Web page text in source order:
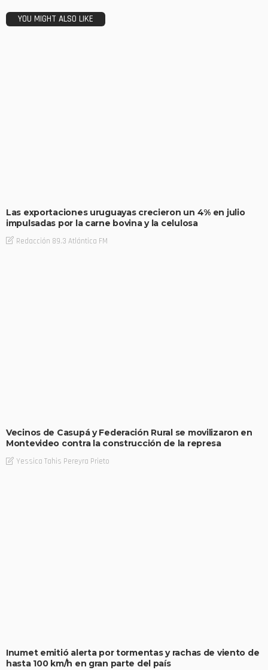
YOU MIGHT ALSO LIKE
Las exportaciones uruguayas crecieron un 4% en julio
impulsadas por la carne bovina y la celulosa
Redacción 89.3 Atlántica FM
Vecinos de Casupá y Federación Rural se movilizaron en
Montevideo contra la construcción de la represa
Yessica Tahis Pereyra Prieto
Inumet emitió alerta por tormentas y rachas de viento de
hasta 100 km/h en gran parte del país